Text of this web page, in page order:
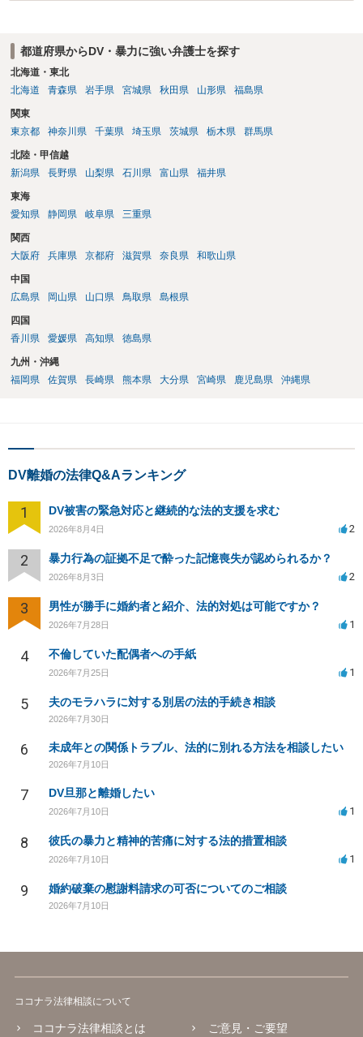
都道府県からDV・暴力に強い弁護士を探す
北海道・東北
北海道
青森県 岩手県 宮城県 秋田県 山形県 福島県
関東
東京都
神奈川県 千葉県 埼玉県 茨城県 栃木県 群馬県
北陸・甲信越
新潟県
長野県 山梨県 石川県 富山県 福井県
東海
愛知県
静岡県 岐阜県 三重県
関西
大阪府
兵庫県 京都府 滋賀県 奈良県 和歌山県
中国
広島県
岡山県 山口県 鳥取県 島根県
四国
香川県
愛媛県 高知県 徳島県
九州・沖縄
福岡県
佐賀県 長崎県 熊本県 大分県 宮崎県 鹿児島県 沖縄県
DV離婚の法律Q&Aランキング
1 DV被害の緊急対応と継続的な法的支援を求む
2026年8月4日 2
2 暴力行為の証拠不足で酔った記憶喪失が認められるか？
2026年8月3日 2
3 男性が勝手に婚約者と紹介、法的対処は可能ですか？
2026年7月28日 1
4 不倫していた配偶者への手紙
2026年7月25日 1
5 夫のモラハラに対する別居の法的手続き相談
2026年7月30日
6 未成年との関係トラブル、法的に別れる方法を相談したい
2026年7月10日
7 DV旦那と離婚したい
2026年7月10日 1
8 彼氏の暴力と精神的苦痛に対する法的措置相談
2026年7月10日 1
9 婚約破棄の慰謝料請求の可否についてのご相談
2026年7月10日
ココナラ法律相談について
ココナラ法律相談とは ご意見・ご要望